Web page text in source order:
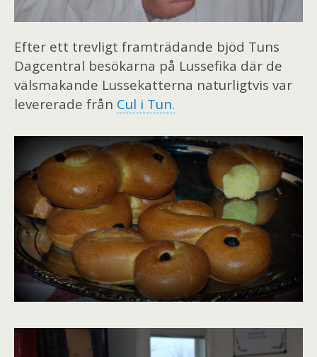
Efter ett trevligt framträdande bjöd Tuns
Dagcentral besökarna på Lussefika där de
välsmakande Lussekatterna naturligtvis var
levererade från Cul i Tun.